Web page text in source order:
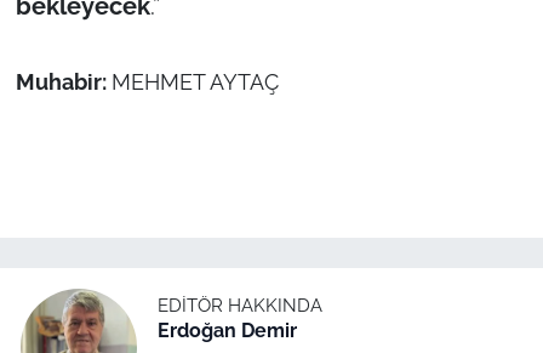
bekleyecek.”
Muhabir: MEHMET AYTAÇ
EDITÖR HAKKINDA
Erdoğan Demir